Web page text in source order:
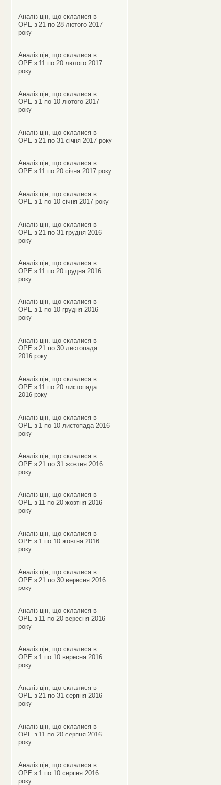
Аналіз цін, що склалися в
ОРЕ з 21 по 28 лютого 2017
року
Аналіз цін, що склалися в
ОРЕ з 11 по 20 лютого 2017
року
Аналіз цін, що склалися в
ОРЕ з 1 по 10 лютого 2017
року
Аналіз цін, що склалися в
ОРЕ з 21 по 31 січня 2017 року
Аналіз цін, що склалися в
ОРЕ з 11 по 20 січня 2017 року
Аналіз цін, що склалися в
ОРЕ з 1 по 10 січня 2017 року
Аналіз цін, що склалися в
ОРЕ з 21 по 31 грудня 2016
року
Аналіз цін, що склалися в
ОРЕ з 11 по 20 грудня 2016
року
Аналіз цін, що склалися в
ОРЕ з 1 по 10 грудня 2016
року
Аналіз цін, що склалися в
ОРЕ з 21 по 30 листопада
2016 року
Аналіз цін, що склалися в
ОРЕ з 11 по 20 листопада
2016 року
Аналіз цін, що склалися в
ОРЕ з 1 по 10 листопада 2016
року
Аналіз цін, що склалися в
ОРЕ з 21 по 31 жовтня 2016
року
Аналіз цін, що склалися в
ОРЕ з 11 по 20 жовтня 2016
року
Аналіз цін, що склалися в
ОРЕ з 1 по 10 жовтня 2016
року
Аналіз цін, що склалися в
ОРЕ з 21 по 30 вересня 2016
року
Аналіз цін, що склалися в
ОРЕ з 11 по 20 вересня 2016
року
Аналіз цін, що склалися в
ОРЕ з 1 по 10 вересня 2016
року
Аналіз цін, що склалися в
ОРЕ з 21 по 31 серпня 2016
року
Аналіз цін, що склалися в
ОРЕ з 11 по 20 серпня 2016
року
Аналіз цін, що склалися в
ОРЕ з 1 по 10 серпня 2016
року